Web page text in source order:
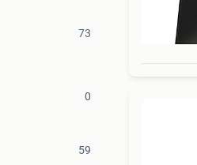
73
0
59